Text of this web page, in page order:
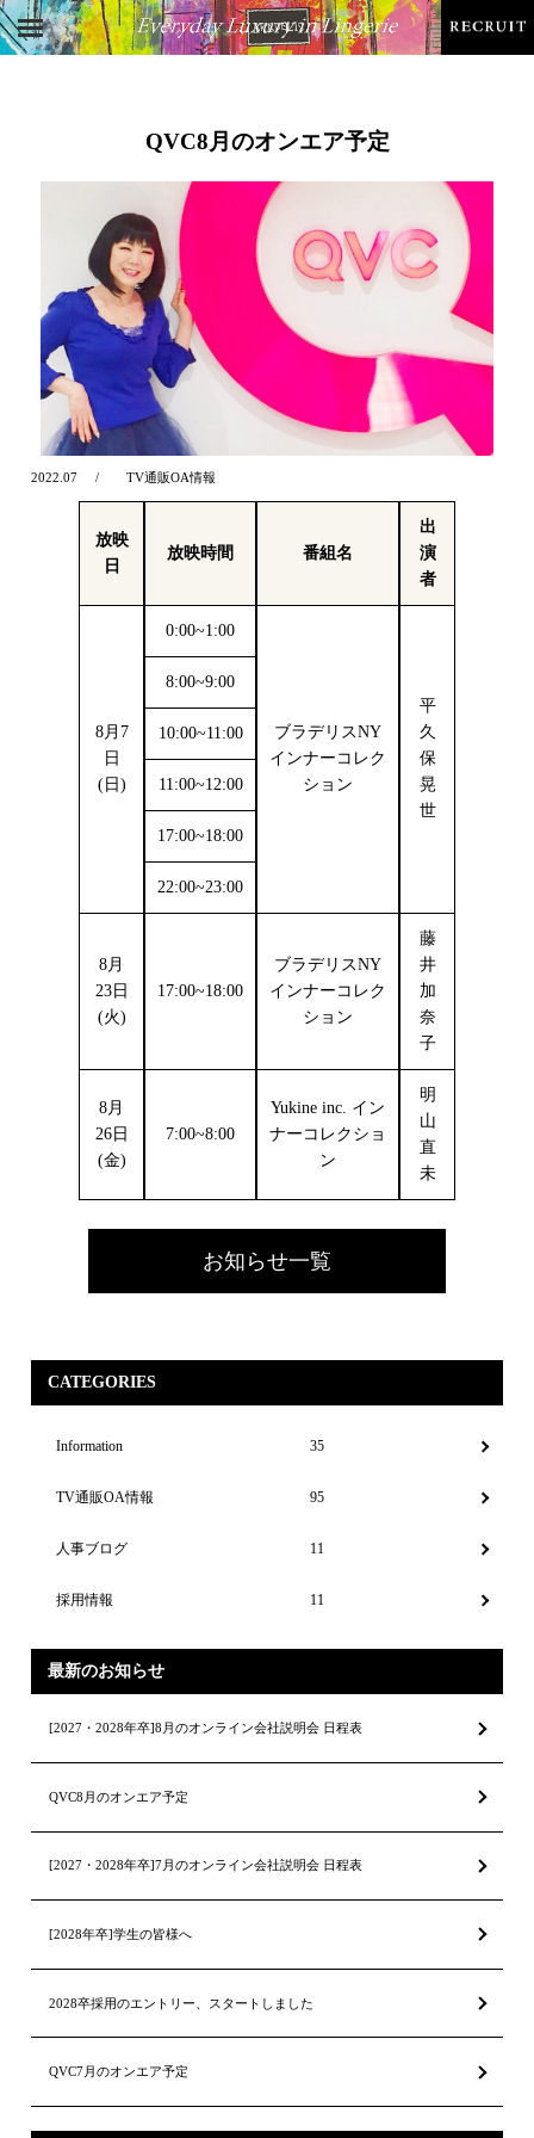
QVC8月のオンエア予定
2022.07 TV通販OA情報
放映
日
放映時間 番組名
出
演
者
8月7
日
(日)
0:00~1:00
ブラデリスNY
インナーコレク
ション
平
久
保
晃
世
8:00~9:00
10:00~11:00
11:00~12:00
17:00~18:00
22:00~23:00
8月
23日
(火)
17:00~18:00
ブラデリスNY
インナーコレク
ション
藤
井
加
奈
子
8月
26日
(金)
7:00~8:00
Yukine inc. イン
ナーコレクショ
ン
明
山
直
未
お知らせ一覧
CATEGORIES
Information 35
TV通販OA情報 95
人事ブログ 11
採用情報 11
最新のお知らせ
[2027・2028年卒]8月のオンライン会社説明会 日程表
QVC8月のオンエア予定
[2027・2028年卒]7月のオンライン会社説明会 日程表
[2028年卒]学生の皆様へ
2028卒採用のエントリー、スタートしました
QVC7月のオンエア予定